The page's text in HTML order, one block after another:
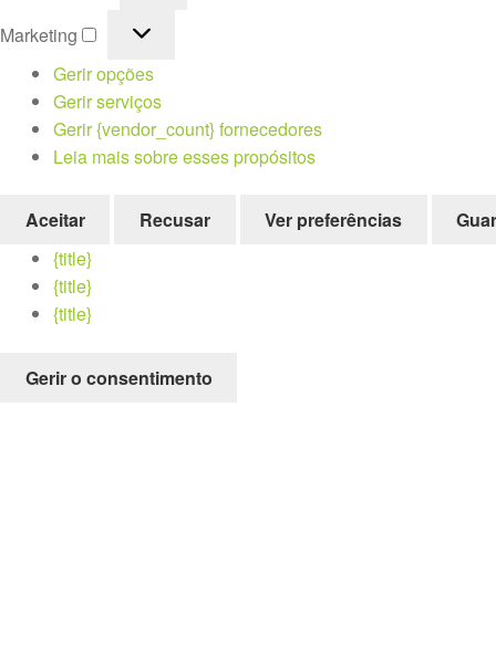
Marketing
Marketing
Gerir opções
Gerir serviços
Gerir {vendor_count} fornecedores
Leia mais sobre esses propósitos
Aceitar Recusar Ver preferências
{title}
{title}
{title}
Gerir o consentimento